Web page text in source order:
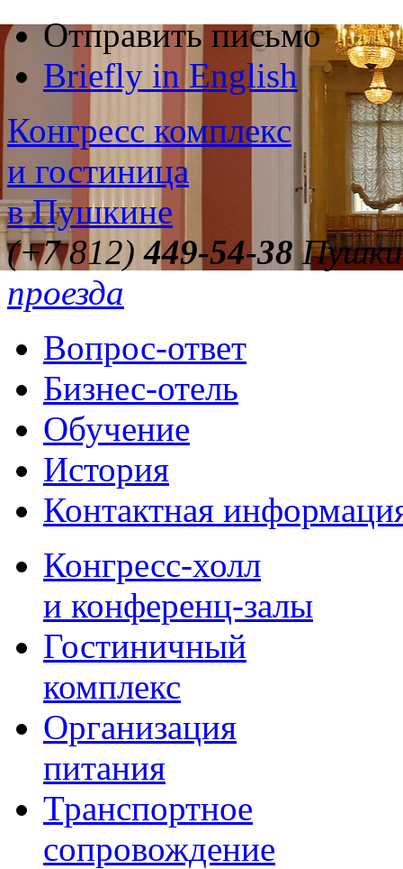
Отправить письмо
Briefly in English
Конгресс комплекс
и гостиница
в Пушкине
(+7 812)449-54-38
проезда
Вопрос-ответ
Бизнес-отель
Обучение
История
Контактная
Конгресс-холл
и конференц-залы
Гостиничный
комплекс
Организация
питания
Транспортное
сопровождение